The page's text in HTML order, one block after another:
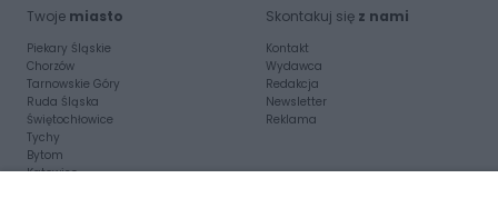
Twoje miasto
Piekary Śląskie
Chorzów
Tarnowskie Góry
Ruda Śląska
Świętochłowice
Tychy
Bytom
Katowice
Skontakuj się z nami
Kontakt
Wydawca
Redakcja
Newsletter
Reklama